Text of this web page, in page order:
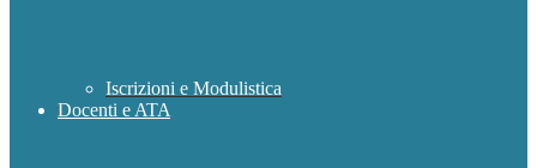
Iscrizioni e Modulistica
Docenti e ATA